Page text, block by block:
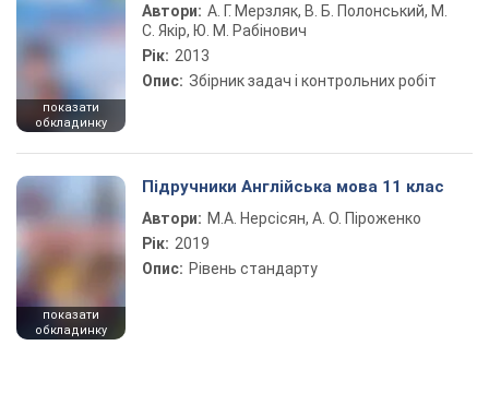
показати
обкладинку
Автори: А. Г. Мерзляк, В. Б. Полонський, М.
С. Якір, Ю. М. Рабінович
Рік: 2013
Опис: Збірник задач і контрольних робіт
показати
обкладинку
Підручники Англійська мова 11 клас
Автори: М.А. Нерсісян, А. О. Піроженко
Рік: 2019
Опис: Рівень стандарту